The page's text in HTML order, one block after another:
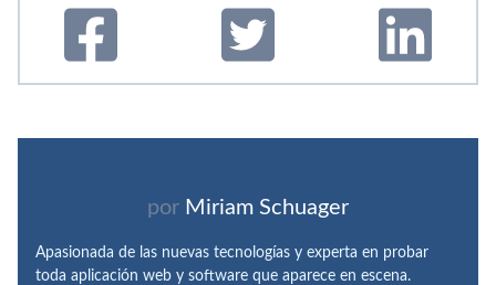
por Miriam Schuager
Apasionada de las nuevas tecnologías y experta en probar
toda aplicación web y software que aparece en escena.